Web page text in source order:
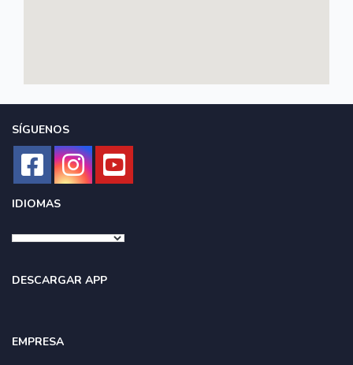
SÍGUENOS
IDIOMAS
DESCARGAR APP
EMPRESA